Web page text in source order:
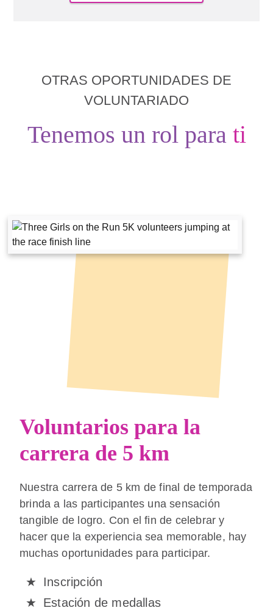
OTRAS OPORTUNIDADES DE
VOLUNTARIADO
Tenemos un rol para ti
Voluntarios para la
carrera de 5 km
Nuestra carrera de 5 km de final de temporada
brinda a las participantes una sensación
tangible de logro. Con el fin de celebrar y
hacer que la experiencia sea memorable, hay
muchas oportunidades para participar.
Inscripción
Estación de medallas